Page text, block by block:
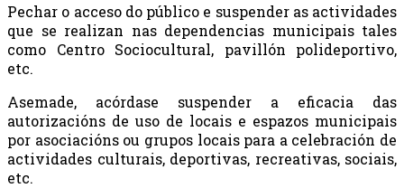
Pechar o acceso do público e suspender as actividades
que se realizan nas dependencias municipais tales
como Centro Sociocultural, pavillón polideportivo,
etc.
Asemade, acórdase suspender a eficacia das
autorizacións de uso de locais e espazos municipais
por asociacións ou grupos locais para a celebración de
actividades culturais, deportivas, recreativas, sociais,
etc.